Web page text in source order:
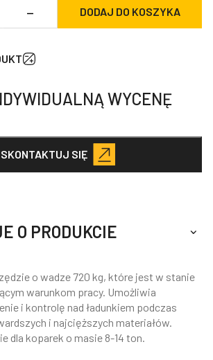
– DODAJ DO KOSZYKA
WYCENĘ
SKONTAKTUJ SIĘ
O PRODUKCIE
o wadze 720 kg, które jest w stanie
warunkom pracy. Umożliwia
i kontrolę nad ładunkiem podczas
i najcięższych materiałów.
dla koparek o masie 8-14 ton.